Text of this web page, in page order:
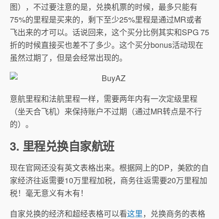
图），不过要注意的是，兑换机票的时候，最多只能有
75%的里程是买来的，剩下至少25%里程是通过MR或者
飞出来的才可以。话说回来，这个买分比例其实和SPG 75
折的时候直接买也差不了多少。这个买分bonus活动现在
虽然过期了，但是会经常出现的。
意航里程和法航里程一样，需要两年内有一次定级里程
（坐天合飞机）来保持账户不过期（通过MR转点是不行
的）。
3. 里程兑换自家航班
现在官网还没有英文表格出来。根据网上的DP，美欧的自
家经济往返需要10万里程加税，商务往返需要20万里程加
税！毫无意义有木有！
自家兑换的经济和超经表格可以看这里，兑换商务的表格